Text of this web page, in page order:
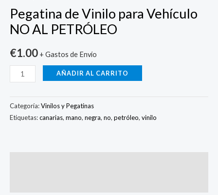
Pegatina de Vinilo para Vehículo
NO AL PETRÓLEO
€1.00 + Gastos de Envío
AL
PETRÓLEO
AÑADIR AL CARRITO
Categoría:Vinilos y Pegatinas
Etiquetas:canarias, mano, negra, no, petróleo, vinilo